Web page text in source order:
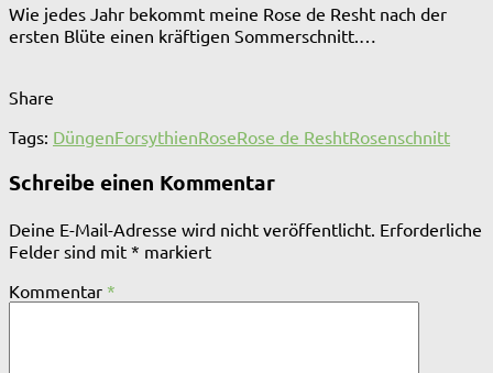
Wie jedes Jahr bekommt meine Rose de Resht nach der
ersten Blüte einen kräftigen Sommerschnitt.…
Share
Tags: DüngenForsythienRoseRose de ReshtRosenschnitt
Schreibe einen Kommentar
Deine E-Mail-Adresse wird nicht veröffentlicht. Erforderliche
Felder sind mit * markiert
Kommentar *